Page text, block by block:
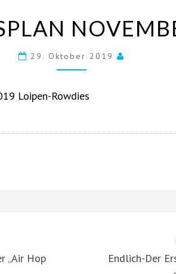
NOVEMBER
29. Oktober 2019
Loipen-Rowdies
„Air Hop
Endlich-Der